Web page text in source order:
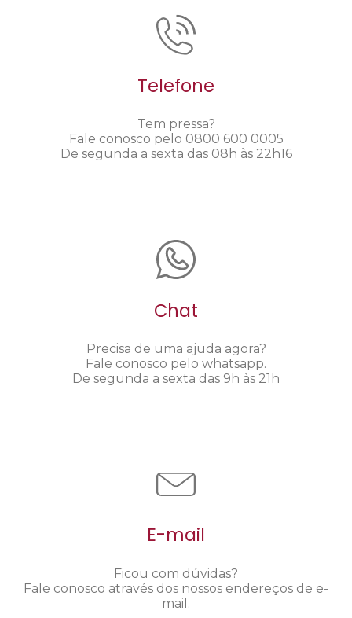
Telefone
Tem pressa?
Fale conosco pelo 0800 600 0005
De segunda a sexta das 08h às 22h16
Chat
Precisa de uma ajuda agora?
Fale conosco pelo whatsapp.
De segunda a sexta das 9h às 21h
E-mail
Ficou com dúvidas?
Fale conosco através dos nossos endereços de e-
mail.